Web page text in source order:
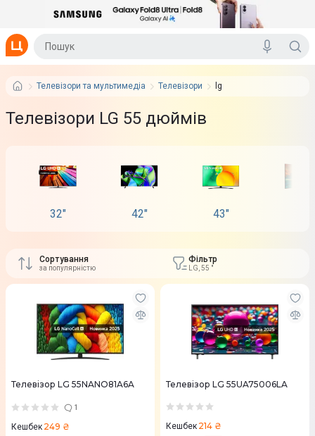
Телевізори та мультимедіа Телевізори lg
Телевізори LG 55 дюймів
32" 42" 43"
Сортування
за популярністю
Фільтр
LG, 55 "
Телевізор LG 55NANO81A6A
1
Кешбек 249 ₴
Телевізор LG 55UA75006LA
Кешбек 214 ₴